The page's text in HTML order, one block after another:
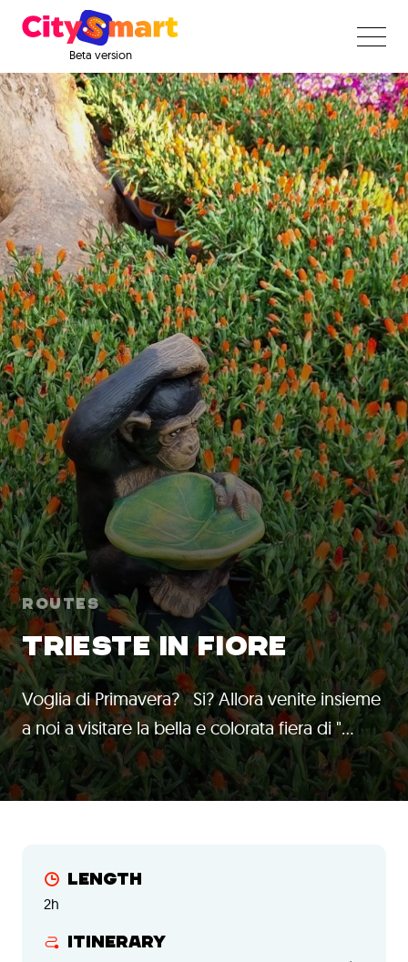
Beta version
Routes
TRIESTE IN FIORE
Voglia di Primavera? Si? Allora venite insieme
a noi a visitare la bella e colorata fiera di "…
Length
2h
Itinerary